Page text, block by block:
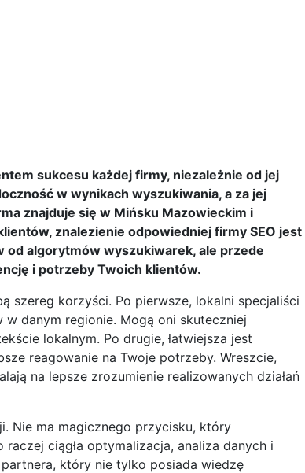
sukcesu każdej firmy, niezależnie od jej
w wynikach wyszukiwania, a za jej
znajduje się w Mińsku Mazowieckim i
znalezienie odpowiedniej firmy SEO jest
od algorytmów wyszukiwarek, ale przede
i potrzeby Twoich klientów.
szereg korzyści. Po pierwsze, lokalni specjaliści
danym regionie. Mogą oni skuteczniej
lokalnym. Po drugie, łatwiejsza jest
reagowanie na Twoje potrzeby. Wreszcie,
na lepsze zrozumienie realizowanych działań
Nie ma magicznego przycisku, który
ciągła optymalizacja, analiza danych i
który nie tylko posiada wiedzę